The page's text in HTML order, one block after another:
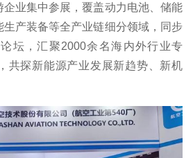
业集中参展，覆盖动力电池、储能
产装备等全产业链细分领域，同步
坛，汇聚2000余名海内外行业专
共探新能源产业发展新趋势、新机